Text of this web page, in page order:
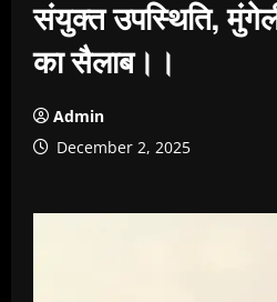
संयुक्त उपस्थिति,
का सैलाब।।
Admin
December 2, 2025